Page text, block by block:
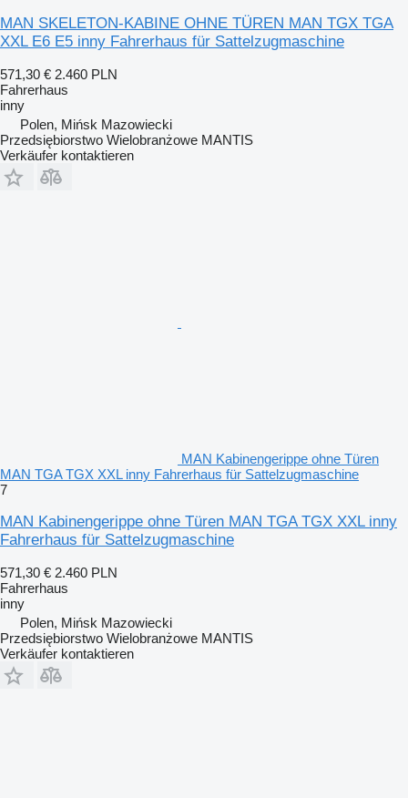
MAN SKELETON-KABINE OHNE TÜREN MAN TGX TGA
XXL E6 E5 inny Fahrerhaus für Sattelzugmaschine
571,30 € 2.460 PLN
Fahrerhaus
inny
Polen, Mińsk Mazowiecki
Przedsiębiorstwo Wielobranżowe MANTIS
Verkäufer kontaktieren
MAN Kabinengerippe ohne Türen
MAN TGA TGX XXL inny Fahrerhaus für Sattelzugmaschine
7
MAN Kabinengerippe ohne Türen MAN TGA TGX XXL inny
Fahrerhaus für Sattelzugmaschine
571,30 € 2.460 PLN
Fahrerhaus
inny
Polen, Mińsk Mazowiecki
Przedsiębiorstwo Wielobranżowe MANTIS
Verkäufer kontaktieren